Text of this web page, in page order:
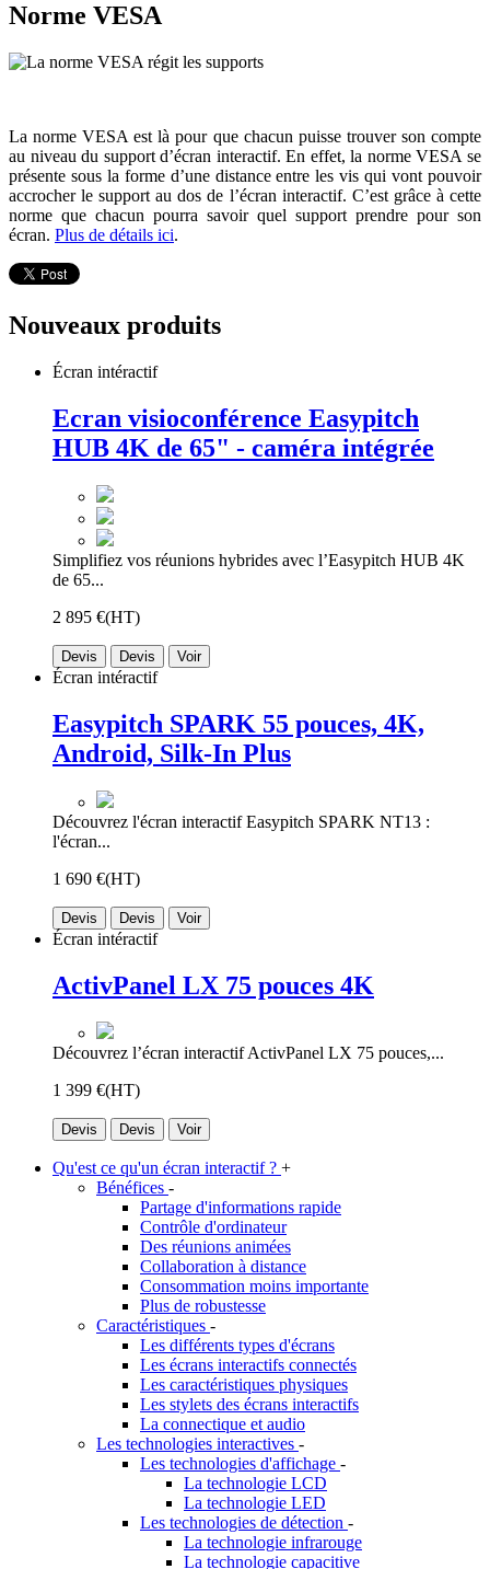
Norme VESA
La norme VESA est là pour que chacun puisse trouver son compte
au niveau du support d’écran interactif. En effet, la norme VESA se
présente sous la forme d’une distance entre les vis qui vont pouvoir
accrocher le support au dos de l’écran interactif. C’est grâce à cette
norme que chacun pourra savoir quel support prendre pour son
écran. Plus de détails ici.
Nouveaux produits
Écran intéractif
Ecran visioconférence Easypitch
HUB 4K de 65" - caméra intégrée
Simplifiez vos réunions hybrides avec l’Easypitch HUB 4K
de 65...
2 895 €(HT)
Devis Devis Voir
Écran intéractif
Easypitch SPARK 55 pouces, 4K,
Android, Silk-In Plus
Découvrez l'écran interactif Easypitch SPARK NT13 :
l'écran...
1 690 €(HT)
Devis Devis Voir
Écran intéractif
ActivPanel LX 75 pouces 4K
Découvrez l’écran interactif ActivPanel LX 75 pouces,...
1 399 €(HT)
Devis Devis Voir
Qu'est ce qu'un écran interactif ? +
Bénéfices -
Partage d'informations rapide
Contrôle d'ordinateur
Des réunions animées
Collaboration à distance
Consommation moins importante
Plus de robustesse
Caractéristiques -
Les différents types d'écrans
Les écrans interactifs connectés
Les caractéristiques physiques
Les stylets des écrans interactifs
La connectique et audio
Les technologies interactives -
Les technologies d'affichage -
La technologie LCD
La technologie LED
Les technologies de détection -
La technologie infrarouge
La technologie capacitive